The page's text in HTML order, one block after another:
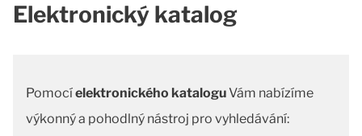
Elektronický katalog
Pomocíelektronického kataloguVám nabízíme
výkonný a pohodlný nástroj pro vyhledávání: